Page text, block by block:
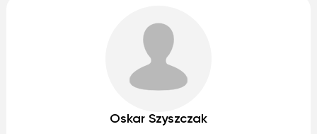
Oskar Szyszczak